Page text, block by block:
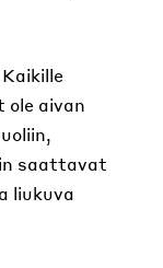
ole aivan
saattavat
liukuva